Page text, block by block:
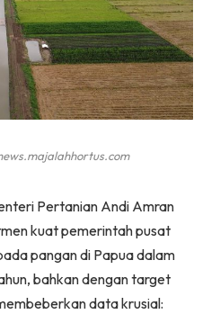
Pertanian Andi Amran
kuat pemerintah pusat
pangan di Papua dalam
bahkan dengan target
data krusial: